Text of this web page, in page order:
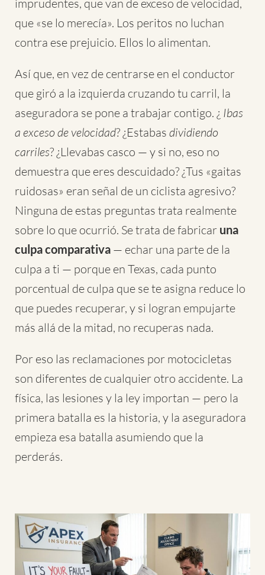
imprudentes, que van de exceso de velocidad,
que «se lo merecía». Los peritos no luchan
contra ese prejuicio. Ellos lo alimentan.
Así que, en vez de centrarse en el conductor
que giró a la izquierda cruzando tu carril, la
aseguradora se pone a trabajar contigo. ¿ Ibas
a exceso de velocidad? ¿Estabas dividiendo
carriles? ¿Llevabas casco — y si no, eso no
demuestra que eres descuidado? ¿Tus «gaitas
ruidosas» eran señal de un ciclista agresivo?
Ninguna de estas preguntas trata realmente
sobre lo que ocurrió. Se trata de fabricar una
culpa comparativa — echar una parte de la
culpa a ti — porque en Texas, cada punto
porcentual de culpa que se te asigna reduce lo
que puedes recuperar, y si logran empujarte
más allá de la mitad, no recuperas nada.
Por eso las reclamaciones por motocicletas
son diferentes de cualquier otro accidente. La
física, las lesiones y la ley importan — pero la
primera batalla es la historia, y la aseguradora
empieza esa batalla asumiendo que la
perderás.